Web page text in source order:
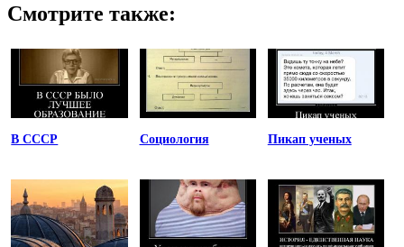
Смотрите также:
В СССР Социология Пикап ученых